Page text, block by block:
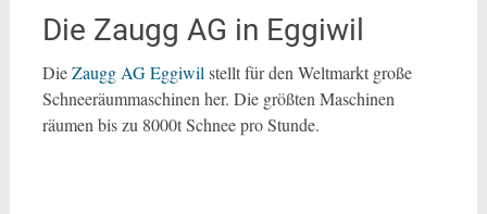
Die Zaugg AG in Eggiwil
DieZaugg AG Eggiwil stellt für den Weltmarkt große
Schneeräummaschinen her. Die größten Maschinen
räumen bis zu 8000t Schnee pro Stunde.